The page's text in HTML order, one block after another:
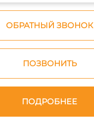
ОБРАТНЫЙ ЗВОНОК
ПОЗВОНИТЬ
ПОДРОБНЕЕ